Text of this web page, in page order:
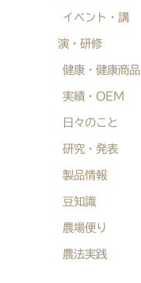
イベント・講
演・研修
健康・健康商品
実績・OEM
日々のこと
研究・発表
製品情報
豆知識
農場便り
農法実践